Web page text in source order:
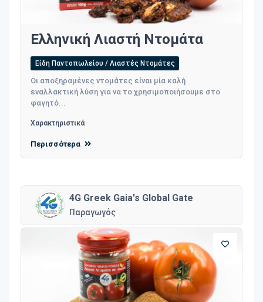
Ελληνική Λιαστή Ντομάτα
Είδη Παντοπωλείου / Λιαστές Ντομάτες
Οι αποξηραμένες ντομάτες είναι μία καλή
εναλλακτική λύση για να το χρησιμοποιήσουμε στο
φαγητό...
Χαρακτηριστικά
Περισσότερα
4G Greek Gaia's Global Gate
Παραγωγός